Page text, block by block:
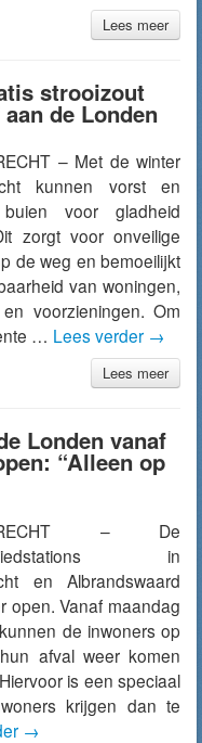
Lees meer
strooizout
de Londen
– Met de winter
kunnen vorst en
voor gladheid
zorgt voor onveilige
de weg en bemoeilijkt
van woningen,
voorzieningen. Om
… Lees verder →
Lees meer
Londen vanaf
“Alleen op
– De
in
en Albrandswaard
open. Vanaf maandag
de inwoners op
afval weer komen
is een speciaal
krijgen dan te
→